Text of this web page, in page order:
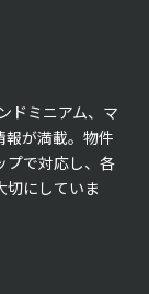
ドミニアム、マ
報が満載。物件
プで対応し、各
切にしていま